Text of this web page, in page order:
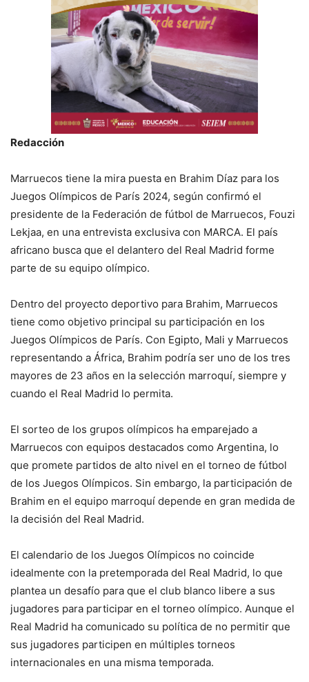
Redacción
Marruecos tiene la mira puesta en Brahim Díaz para los
Juegos Olímpicos de París 2024, según confirmó el
presidente de la Federación de fútbol de Marruecos, Fouzi
Lekjaa, en una entrevista exclusiva con MARCA. El país
africano busca que el delantero del Real Madrid forme
parte de su equipo olímpico.
Dentro del proyecto deportivo para Brahim, Marruecos
tiene como objetivo principal su participación en los
Juegos Olímpicos de París. Con Egipto, Mali y Marruecos
representando a África, Brahim podría ser uno de los tres
mayores de 23 años en la selección marroquí, siempre y
cuando el Real Madrid lo permita.
El sorteo de los grupos olímpicos ha emparejado a
Marruecos con equipos destacados como Argentina, lo
que promete partidos de alto nivel en el torneo de fútbol
de los Juegos Olímpicos. Sin embargo, la participación de
Brahim en el equipo marroquí depende en gran medida de
la decisión del Real Madrid.
El calendario de los Juegos Olímpicos no coincide
idealmente con la pretemporada del Real Madrid, lo que
plantea un desafío para que el club blanco libere a sus
jugadores para participar en el torneo olímpico. Aunque el
Real Madrid ha comunicado su política de no permitir que
sus jugadores participen en múltiples torneos
internacionales en una misma temporada.